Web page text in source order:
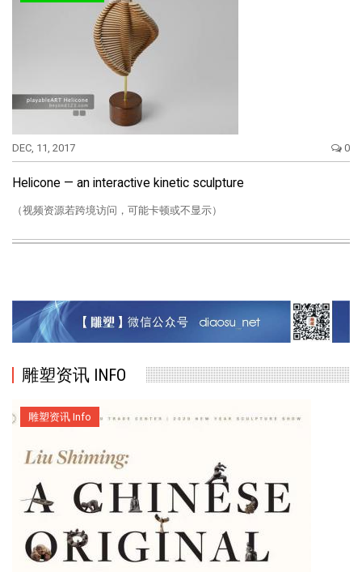
DEC, 11, 2017 0
Helicone — an interactive kinetic sculpture
（视频资源若跨境访问，可能卡顿或不显示）
雕塑资讯 INFO
雕塑资讯 Info